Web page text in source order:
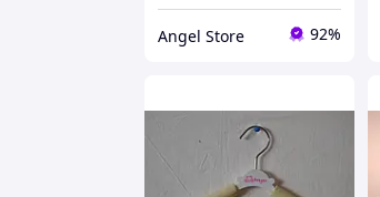
Angel Store 92%